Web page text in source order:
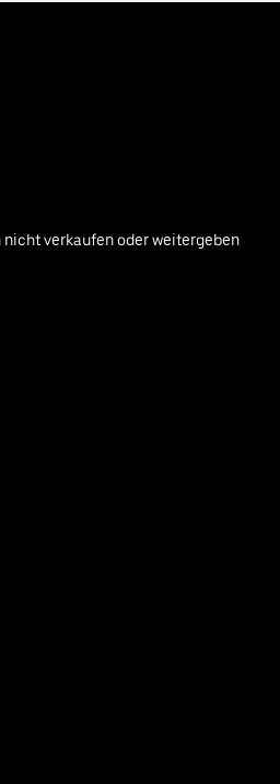
verkaufen oder weitergeben